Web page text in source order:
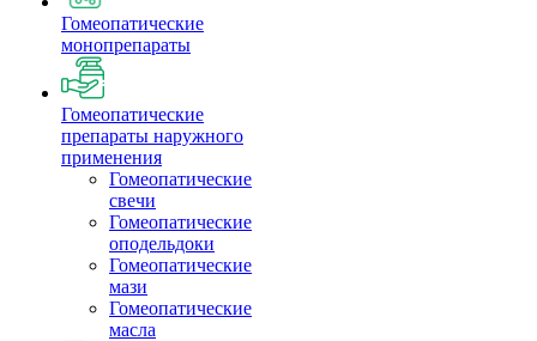
Гомеопатические
монопрепараты
Гомеопатические
препараты наружного
применения
Гомеопатические
свечи
Гомеопатические
оподельдоки
Гомеопатические
мази
Гомеопатические
масла